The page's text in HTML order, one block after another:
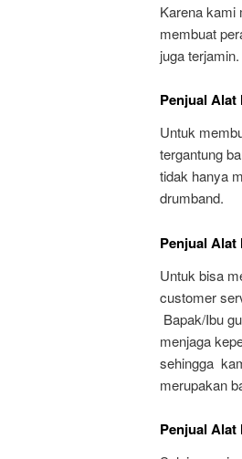
Karena kami
membuat
juga
Penjual Alat
Untuk
tergantung
tidak hanya
drumband.
Penjual Alat
Untuk bisa
customer
Bapak/Ibu
menjaga
sehingga
merupakan
Penjual Alat